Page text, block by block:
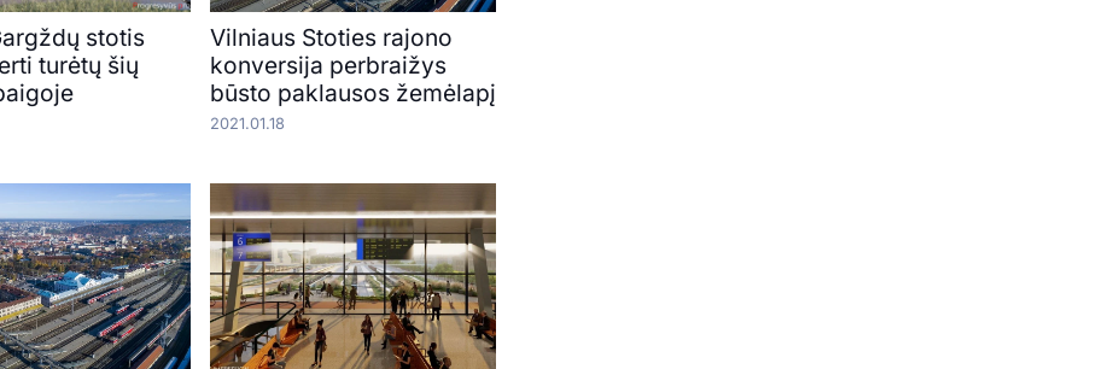
stotis
turėtų šių
Vilniaus Stoties rajono
konversija perbraižys
būsto paklausos žemėlapį
2021.01.18